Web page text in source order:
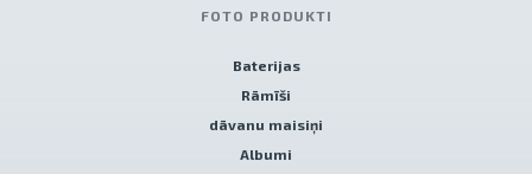
FOTO PRODUKTI
Baterijas
Rāmīši
dāvanu maisiņi
Albumi